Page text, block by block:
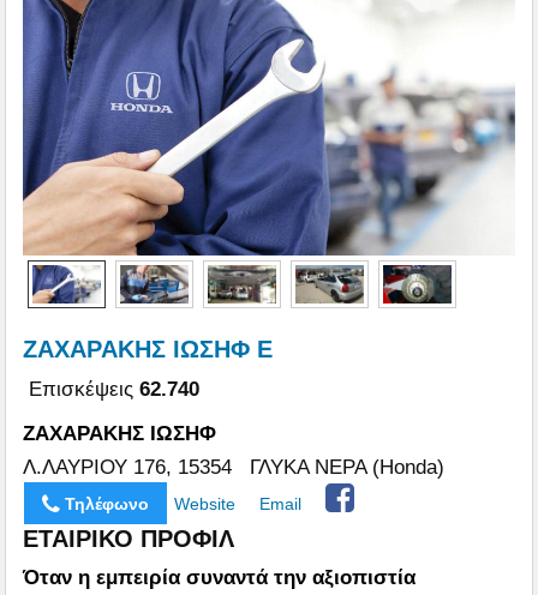
ΖΑΧΑΡΑΚΗΣ ΙΩΣΗΦ Ε
Επισκέψεις62.740
ΖΑΧΑΡΑΚΗΣ ΙΩΣΗΦ
Λ.ΛΑΥΡΙΟΥ 176, 15354 ΓΛΥΚΑ ΝΕΡΑ (Honda)
Τηλέφωνο Website Email
ΕΤΑΙΡΙΚΟ ΠΡΟΦΙΛ
Όταν η εμπειρία συναντά την αξιοπιστία